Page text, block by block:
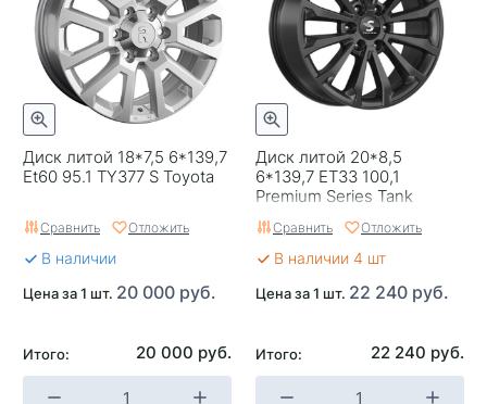
Ширина (диски)
8
Применяемость
Универсальные
Тип диска
Литые
Гарантия
1 год
Черный
Категория
Легковые
Страна изготовителя
Диск литой 18*7,5 6*139,7
Et60 95.1 TY377 S Toyota
Сравнить Отложить
В наличии
Цена за 1 шт. 20 000 руб.
Итого: 20 000 руб.
Диск литой 20*8,5
6*139,7 ET33 100,1
Premium Series Tank
(KP006) Fury black КиК
Сравнить Отложить
В наличии 4 шт
Цена за 1 шт. 22 240 руб.
Итого: 22 240 руб.